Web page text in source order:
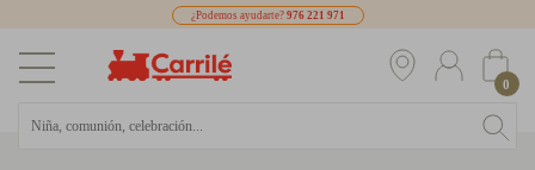
¿Podemos ayudarte? 976 221 971
0